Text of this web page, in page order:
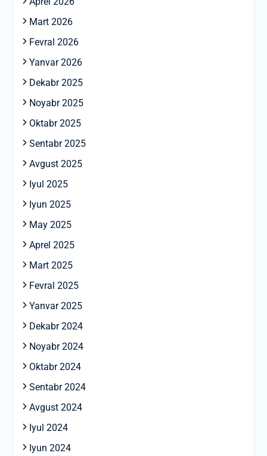
Mart 2026
Fevral 2026
Yanvar 2026
Dekabr 2025
Noyabr 2025
Oktabr 2025
Sentabr 2025
Avgust 2025
Iyul 2025
Iyun 2025
May 2025
Aprel 2025
Mart 2025
Fevral 2025
Yanvar 2025
Dekabr 2024
Noyabr 2024
Oktabr 2024
Sentabr 2024
Avgust 2024
Iyul 2024
Iyun 2024